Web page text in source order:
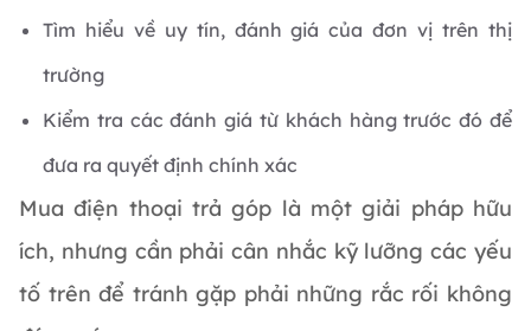
Tìm hiểu về uy tín, đánh giá của đơn vị trên thị
trường
Kiểm tra các đánh giá từ khách hàng trước đó để
đưa ra quyết định chính xác
Mua điện thoại trả góp là một giải pháp hữu
ích, nhưng cần phải cân nhắc kỹ lưỡng các yếu
tố trên để tránh gặp phải những rắc rối không